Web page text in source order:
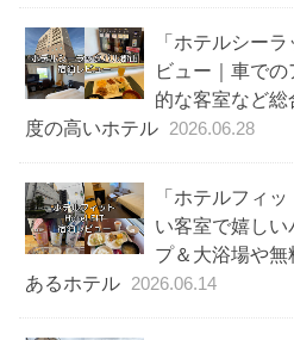
「ホテルシー
ビュー｜車で
的な客室など
度の高いホテル
2026.06.28
「ホテルフィ
い客室で嬉しい
プ＆大浴場や
あるホテル
2026.06.14